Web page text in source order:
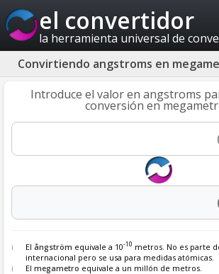
el convertidor
la herramienta universal de
Convirtiendo angstroms en
Introduce el valor en angstroms
conversión en
El ångström equivale a 10-10 metros. No es parte
internacional pero se usa para medidas atómicas.
El megametro equivale a un millón de metros.